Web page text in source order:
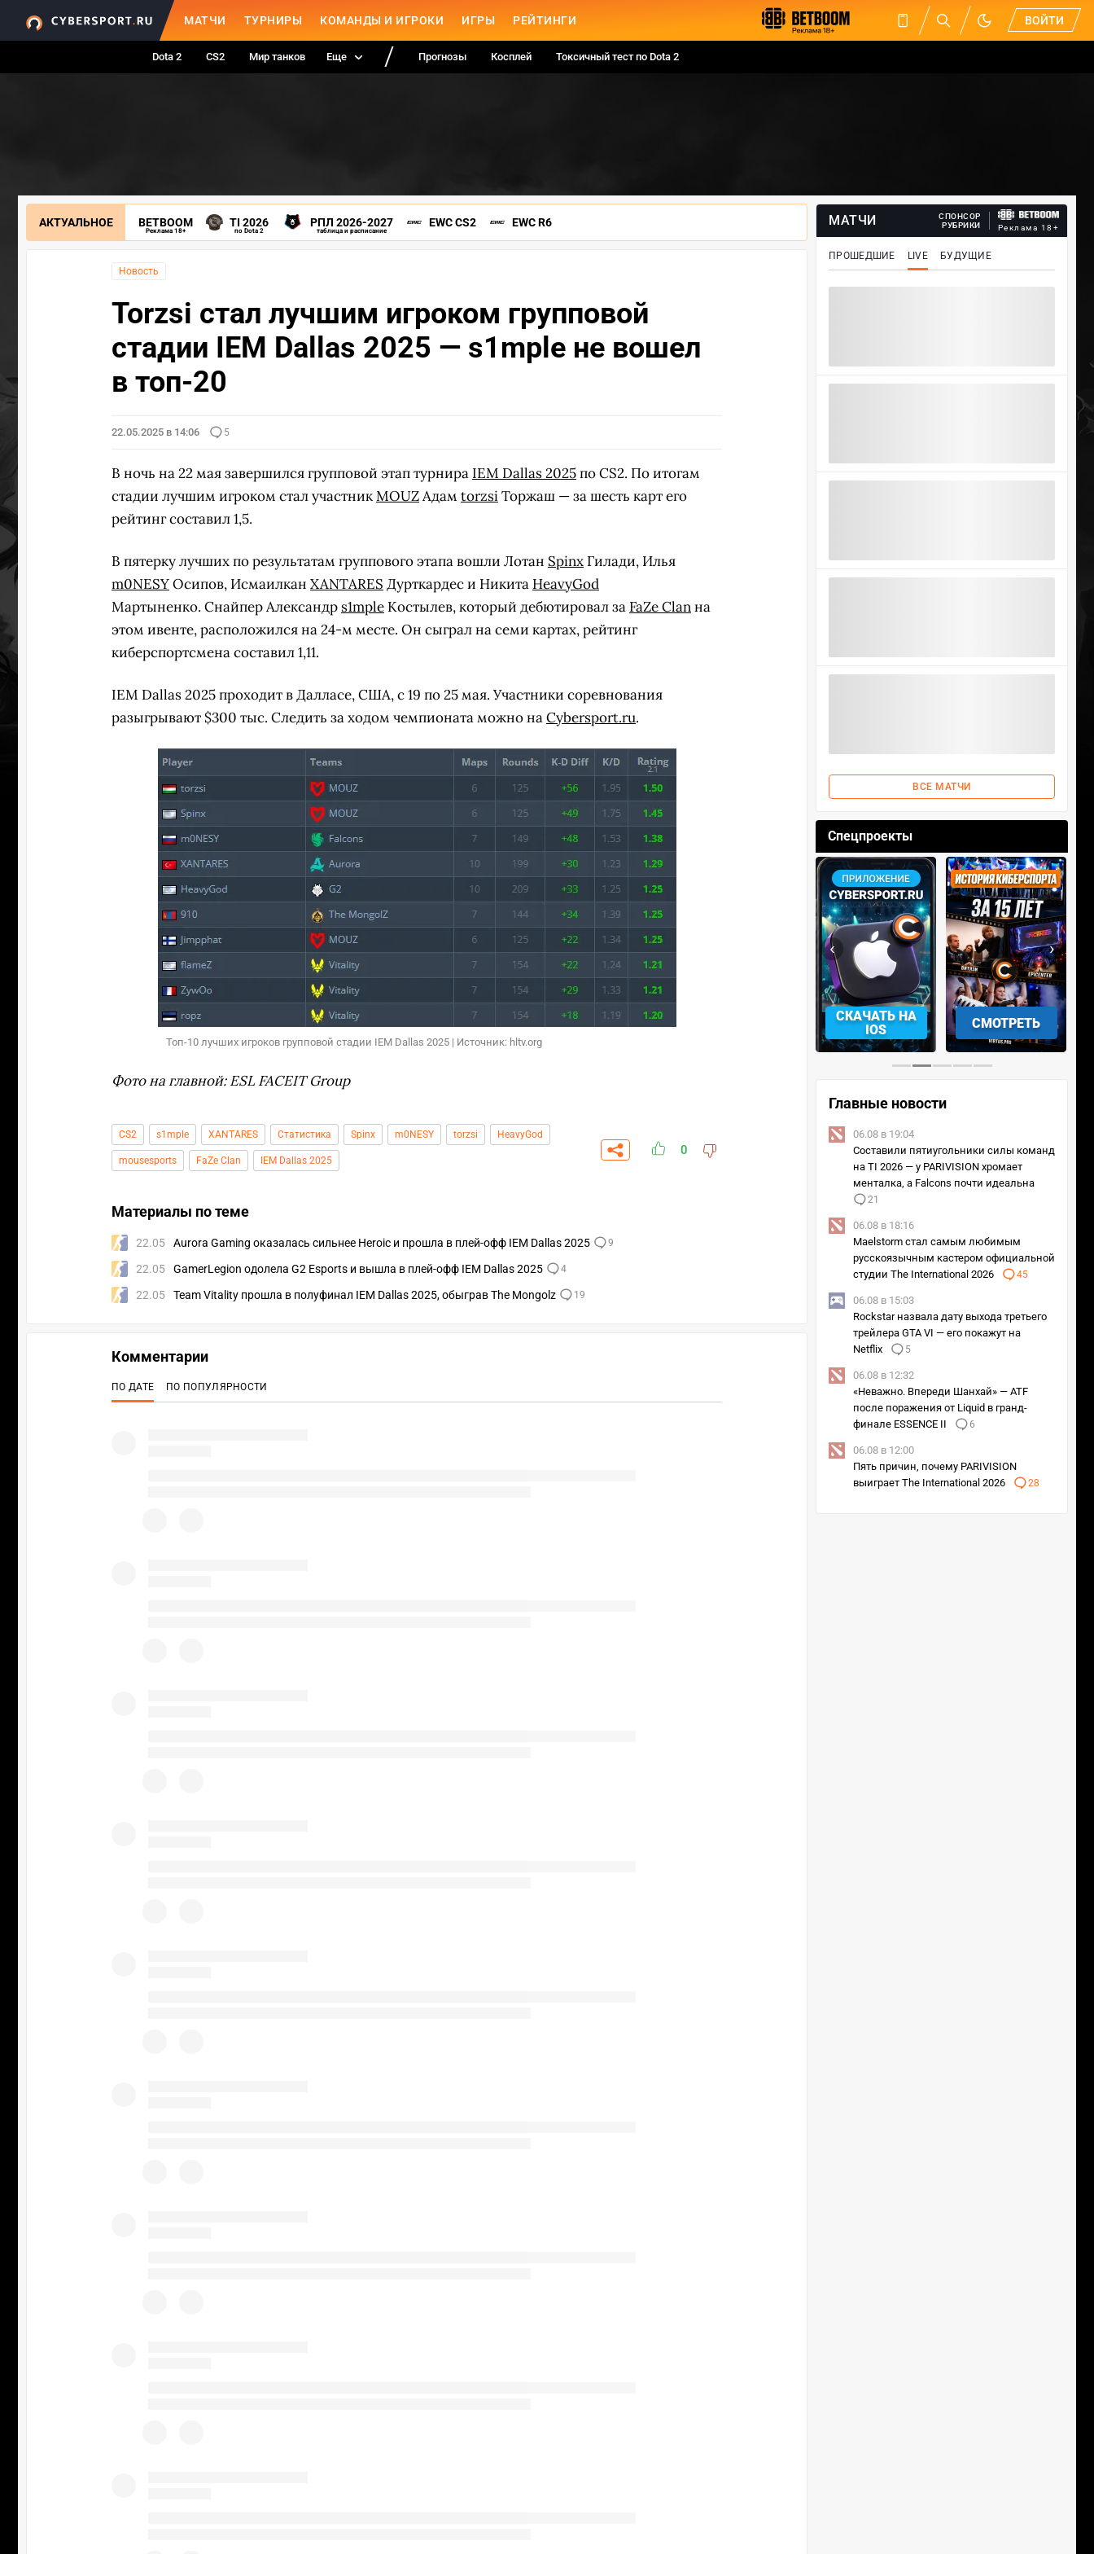
МАТЧИ ТУРНИРЫ КОМАНДЫ И ИГРОКИ ИГРЫ РЕЙТИНГИ ВОЙТИ
Dota 2 CS2 Мир танков Еще Прогнозы Косплей Токсичный тест по Dota 2
АКТУАЛЬНОЕ BETBOOM
Реклама 18+
TI 2026
по Dota 2
РПЛ 2026-2027
таблица и расписание
EWC CS2 EWC R6
Новость
Torzsi стал лучшим игроком групповой
стадии IEM Dallas 2025 — s1mple не вошел
в топ-20
22.05.2025 в 14:06 5
В ночь на 22 мая завершился групповой этап турнира IEM Dallas 2025по CS2. По итогам
стадии лучшим игроком стал участникMOUZАдам torzsiТоржаш — за шесть карт его
рейтинг составил 1,5.
В пятерку лучших по результатам группового этапа вошли Лотан Spinx Гилади, Илья
m0NESYОсипов, Исмаилкан XANTARES Дурткардес и Никита HeavyGod
Мартыненко. Снайпер Александр s1mple Костылев, который дебютировал за FaZe Clanна
этом ивенте, расположился на 24-м месте. Он сыграл на семи картах, рейтинг
киберспортсмена составил 1,11.
IEM Dallas 2025 проходит в Далласе, США, с 19 по 25 мая. Участники соревнования
разыгрывают $300 тыс. Следить за ходом чемпионата можно наCybersport.ru.
Топ-10 лучших игроков групповой стадии IEM Dallas 2025 | Источник: hltv.org
Фото на главной: ESL FACEIT Group
CS2 s1mple XANTARES Статистика Spinx m0NESY torzsi HeavyGod
mousesports FaZe Clan IEM Dallas 2025
0
Материалы по теме
22.05 Aurora Gaming оказалась сильнее Heroic и прошла в плей-офф IEM Dallas 2025 9
22.05 GamerLegion одолела G2 Esports и вышла в плей-офф IEM Dallas 2025 4
22.05 Team Vitality прошла в полуфинал IEM Dallas 2025, обыграв The Mongolz 19
МАТЧИ
СПОНСОР
РУБРИКИ
Реклама 18+
ПРОШЕДШИЕ LIVE БУДУЩИЕ
ВСЕ МАТЧИ
Спецпроекты
УЧАСТВОВАТЬ ЗАБРАТЬ
СКАЧАТЬ НА
ANDROID
СМОТРЕТЬ УЧАСТВОВАТЬ
‹ ›
Главные новости
06.08 в 19:04
Составили пятиугольники силы команд
на TI 2026 — у PARIVISION хромает
менталка, а Falcons почти идеальна
21
06.08 в 18:16
Maelstorm стал самым любимым
русскоязычным кастером официальной
студии The International 2026
45
06.08 в 15:03
Rockstar назвала дату выхода третьего
трейлера GTA VI — его покажут на
Netflix
5
06.08 в 12:32
«Неважно. Впереди Шанхай» — ATF
после поражения от Liquid в гранд-
финале ESSENCE II
6
06.08 в 12:00
Пять причин, почему PARIVISION
выиграет The International 2026
28
Комментарии
ПО ДАТЕ ПО ПОПУЛЯРНОСТИ